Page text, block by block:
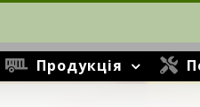
Продукція